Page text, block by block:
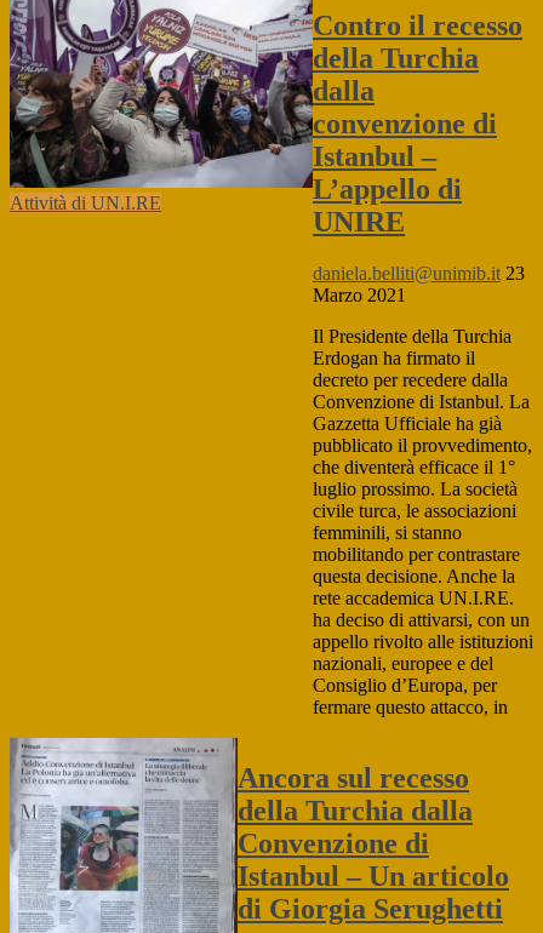
Attività di UN.I.RE
Contro il recesso
della Turchia
dalla
convenzione di
Istanbul –
L’appello di
UNIRE
daniela.belliti@unimib.it 23
Marzo 2021
Il Presidente della Turchia
Erdogan ha firmato il
decreto per recedere dalla
Convenzione di Istanbul. La
Gazzetta Ufficiale ha già
pubblicato il provvedimento,
che diventerà efficace il 1°
luglio prossimo. La società
civile turca, le associazioni
femminili, si stanno
mobilitando per contrastare
questa decisione. Anche la
rete accademica UN.I.RE.
ha deciso di attivarsi, con un
appello rivolto alle istituzioni
nazionali, europee e del
Consiglio d’Europa, per
fermare questo attacco, in
Ancora sul recesso
della Turchia dalla
Convenzione di
Istanbul – Un articolo
di Giorgia Serughetti